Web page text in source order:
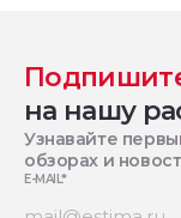
на нашу
Узнавайте
обзорах и
E-MAIL*